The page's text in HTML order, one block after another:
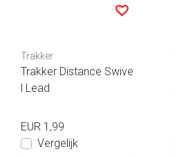
Trakker
Trakker Distance Swive
l Lead
EUR 1,99
Vergelijk